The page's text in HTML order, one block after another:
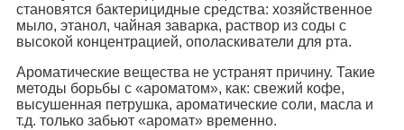
становятся бактерицидные средства: хозяйственное
мыло, этанол, чайная заварка, раствор из соды с
высокой концентрацией, ополаскиватели для рта.
Ароматические вещества не устранят причину. Такие
методы борьбы с «ароматом», как: свежий кофе,
высушенная петрушка, ароматические соли, масла и
т.д. только забьют «аромат» временно.